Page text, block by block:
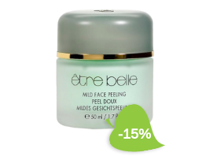
-15%